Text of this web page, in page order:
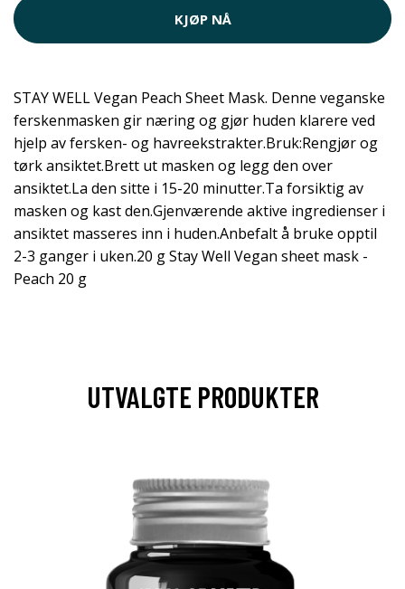
KJØP NÅ
STAY WELL Vegan Peach Sheet Mask. Denne veganske
ferskenmasken gir næring og gjør huden klarere ved
hjelp av fersken- og havreekstrakter.Bruk:Rengjør og
tørk ansiktet.Brett ut masken og legg den over
ansiktet.La den sitte i 15-20 minutter.Ta forsiktig av
masken og kast den.Gjenværende aktive ingredienser i
ansiktet masseres inn i huden.Anbefalt å bruke opptil
2-3 ganger i uken.20 g Stay Well Vegan sheet mask -
Peach 20 g
UTVALGTE PRODUKTER